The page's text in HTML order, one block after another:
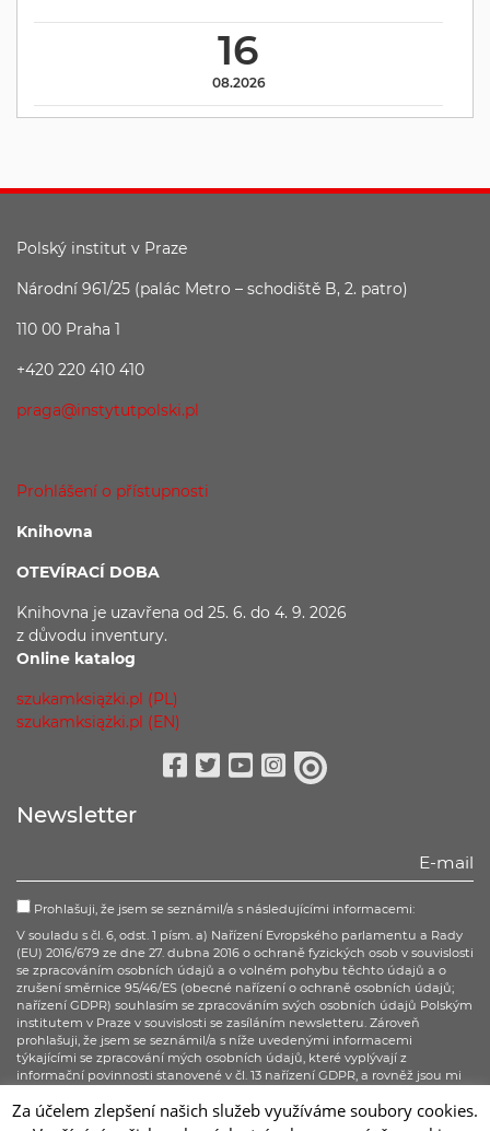
16
08.2026
Polský institut v Praze
Národní 961/25 (palác Metro – schodiště B, 2. patro)
110 00 Praha 1
+420 220 410 410
praga@instytutpolski.pl
Prohlášení o přístupnosti
Knihovna
OTEVÍRACÍ DOBA
Knihovna je uzavřena od 25. 6. do 4. 9. 2026
z důvodu inventury.
Online katalog
szukamksiążki.pl (PL)
szukamksiążki.pl (EN)
Newsletter
Prohlašuji, že jsem se seznámil/a s následujícími informacemi:
V souladu s čl. 6, odst. 1 písm. a) Nařízení Evropského parlamentu a Rady
(EU) 2016/679 ze dne 27. dubna 2016 o ochraně fyzických osob v souvislosti
se zpracováním osobních údajů a o volném pohybu těchto údajů a o
zrušení směrnice 95/46/ES (obecné nařízení o ochraně osobních údajů;
nařízení GDPR) souhlasím se zpracováním svých osobních údajů Polským
institutem v Praze v souvislosti se zasíláním newsletteru. Zároveň
prohlašuji, že jsem se seznámil/a s níže uvedenými informacemi
týkajícími se zpracování mých osobních údajů, které vyplývají z
informační povinnosti stanovené v čl. 13 nařízení GDPR, a rovněž jsou mi
Za účelem zlepšení našich služeb využíváme soubory cookies.